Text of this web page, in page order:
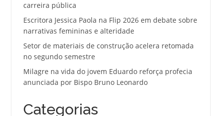
carreira pública
Escritora Jessica Paola na Flip 2026 em debate sobre
narrativas femininas e alteridade
Setor de materiais de construção acelera retomada
no segundo semestre
Milagre na vida do jovem Eduardo reforça profecia
anunciada por Bispo Bruno Leonardo
Categorias